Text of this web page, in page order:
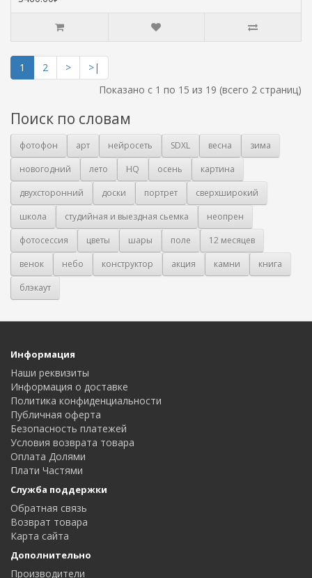
1 2 >
>|
Показано с 1 по 15 из 19 (всего 2 страниц)
Поиск по словам
фотофон арт нейросеть SDXL весна
зима
новогодний
лето HQ осень
картина
двухсторонний
доски портрет
сверхширокий
школа
студийная и выездная сьемка
неопрен
фотосессия
цветы шары поле
12 месяцев
венок
небо конструктор акция камни
книга
блэкаут
Информация
Наши реквизиты
Информация о доставке
Политика конфиденциальности
Публичная оферта
Безопасность платежей
Условия возврата товара
Оплата Долями
Плати Частями
Служба поддержки
Обратная связь
Возврат товара
Карта сайта
Дополнительно
Производители